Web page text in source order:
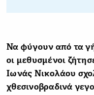
Να φύγουν από τα
οι μεθυσμένοι
Ιωνάς Νικολάου
χθεσινοβραδινά